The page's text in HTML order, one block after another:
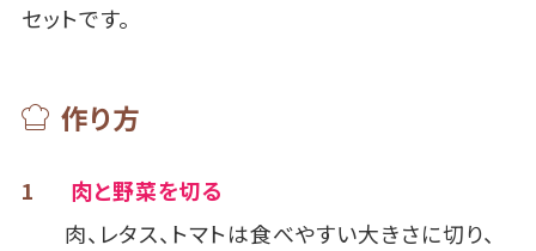
セットです。
作り方
1
肉と野菜を切る
肉、レタス、トマトは食べやすい大きさに切り、